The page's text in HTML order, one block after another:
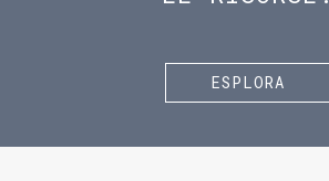
ESPLORA